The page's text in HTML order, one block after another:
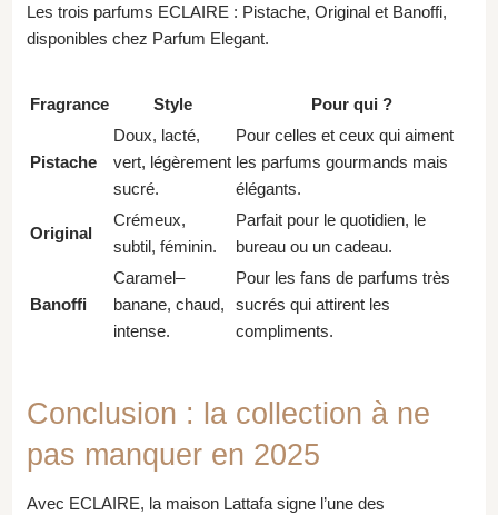
Les trois parfums ECLAIRE : Pistache, Original et Banoffi,
disponibles chez Parfum Elegant.
Fragrance Style Pour qui ?
Pistache
Doux, lacté,
vert, légèrement
sucré.
Pour celles et ceux qui aiment
les parfums gourmands mais
élégants.
Original
Crémeux,
subtil, féminin.
Parfait pour le quotidien, le
bureau ou un cadeau.
Banoffi
Caramel–
banane, chaud,
intense.
Pour les fans de parfums très
sucrés qui attirent les
compliments.
Conclusion : la collection à ne
pas manquer en 2025
Avec ECLAIRE, la maison Lattafa signe l’une des